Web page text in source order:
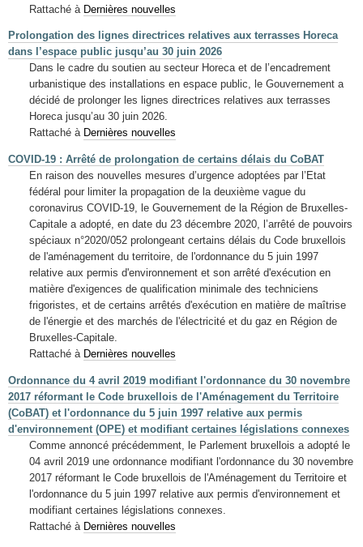
Rattaché à Dernières nouvelles
Prolongation des lignes directrices relatives aux terrasses Horeca
dans l’espace public jusqu’au 30 juin 2026
Dans le cadre du soutien au secteur Horeca et de l’encadrement
urbanistique des installations en espace public, le Gouvernement a
décidé de prolonger les lignes directrices relatives aux terrasses
Horeca jusqu’au 30 juin 2026.
Rattaché à Dernières nouvelles
COVID-19 : Arrêté de prolongation de certains délais du CoBAT
En raison des nouvelles mesures d’urgence adoptées par l’Etat
fédéral pour limiter la propagation de la deuxième vague du
coronavirus COVID-19, le Gouvernement de la Région de Bruxelles-
Capitale a adopté, en date du 23 décembre 2020, l’arrêté de pouvoirs
spéciaux n°2020/052 prolongeant certains délais du Code bruxellois
de l'aménagement du territoire, de l'ordonnance du 5 juin 1997
relative aux permis d'environnement et son arrêté d'exécution en
matière d'exigences de qualification minimale des techniciens
frigoristes, et de certains arrêtés d'exécution en matière de maîtrise
de l'énergie et des marchés de l'électricité et du gaz en Région de
Bruxelles-Capitale.
Rattaché à Dernières nouvelles
Ordonnance du 4 avril 2019 modifiant l'ordonnance du 30 novembre
2017 réformant le Code bruxellois de l'Aménagement du Territoire
(CoBAT) et l'ordonnance du 5 juin 1997 relative aux permis
d'environnement (OPE) et modifiant certaines législations connexes
Comme annoncé précédemment, le Parlement bruxellois a adopté le
04 avril 2019 une ordonnance modifiant l'ordonnance du 30 novembre
2017 réformant le Code bruxellois de l'Aménagement du Territoire et
l'ordonnance du 5 juin 1997 relative aux permis d'environnement et
modifiant certaines législations connexes.
Rattaché à Dernières nouvelles